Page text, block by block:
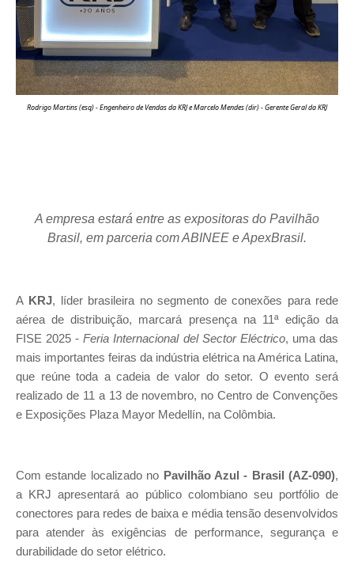
Rodrigo Martins (esq) - Engenheiro de Vendas da KRJ eMarcelo Mendes (dir) - Gerente Geral da KRJ
A empresa estará entre as expositoras do Pavilhão
Brasil, em parceria com ABINEE e ApexBrasil.
A KRJ, líder brasileira no segmento de conexões para rede
aérea de distribuição, marcará presença na 11ª edição da
FISE 2025 -Feria Internacional del Sector Eléctrico, uma das
mais importantes feiras da indústria elétrica na América Latina,
que reúne toda a cadeia de valor do setor. O evento será
realizado de 11 a 13 de novembro, no Centro de Convenções
e Exposições Plaza Mayor Medellín, na Colômbia.
Com estande localizado no Pavilhão Azul - Brasil (AZ-090),
a KRJ apresentará ao público colombiano seu portfólio de
conectores para redes de baixa e média tensão desenvolvidos
para atender às exigências de performance, segurança e
durabilidade do setor elétrico.